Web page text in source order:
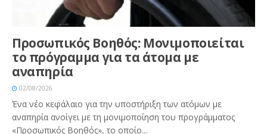
Προσωπικός Βοηθός: Μονιμοποιείται
το πρόγραμμα για τα άτομα με
αναπηρία
02/08/2026
Ένα νέο κεφάλαιο για την υποστήριξη των ατόμων με
αναπηρία ανοίγει με τη μονιμοποίηση του προγράμματος
«Προσωπικός Βοηθός», το οποίο...